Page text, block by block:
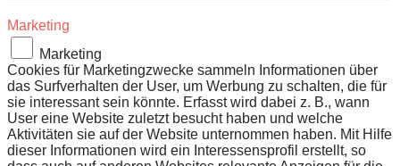
Marketing
Marketing
Cookies für Marketingzwecke sammeln Informationen über
das Surfverhalten der User, um Werbung zu schalten, die für
sie interessant sein könnte. Erfasst wird dabei z. B., wann
User eine Website zuletzt besucht haben und welche
Aktivitäten sie auf der Website unternommen haben. Mit Hilfe
dieser Informationen wird ein Interessensprofil erstellt, so